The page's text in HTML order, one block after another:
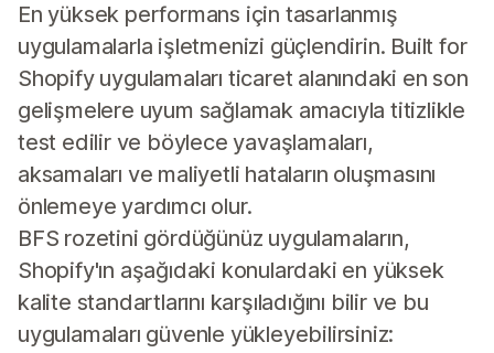
En yüksek performans için tasarlanmış
uygulamalarla işletmenizi güçlendirin. Built for
Shopify uygulamaları ticaret alanındaki en son
gelişmelere uyum sağlamak amacıyla titizlikle
test edilir ve böylece yavaşlamaları,
aksamaları ve maliyetli hataların oluşmasını
önlemeye yardımcı olur.
BFS rozetini gördüğünüz uygulamaların,
Shopify'ın aşağıdaki konulardaki en yüksek
kalite standartlarını karşıladığını bilir ve bu
uygulamaları güvenle yükleyebilirsiniz: